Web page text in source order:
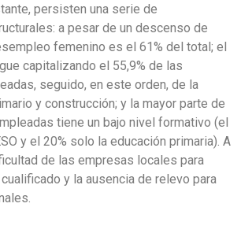
persisten una serie de
a pesar de un descenso de
femenino es el 61% del total; el
capitalizando el 55,9% de las
seguido, en este orden, de la
y construcción; y la mayor parte de
tiene un bajo nivel formativo (el
y el 20% solo la educación primaria). A
de las empresas locales para
y la ausencia de relevo para